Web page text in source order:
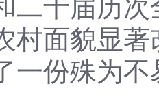
二十届历
村面貌显
一份殊为